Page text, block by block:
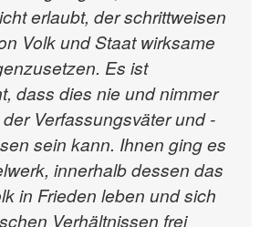
erlaubt, der schrittweisen
Volk und Staat wirksame
Es ist
dass dies nie und nimmer
Verfassungsväter und -
sein kann. Ihnen ging es
innerhalb dessen das
in Frieden leben und sich
Verhältnissen frei